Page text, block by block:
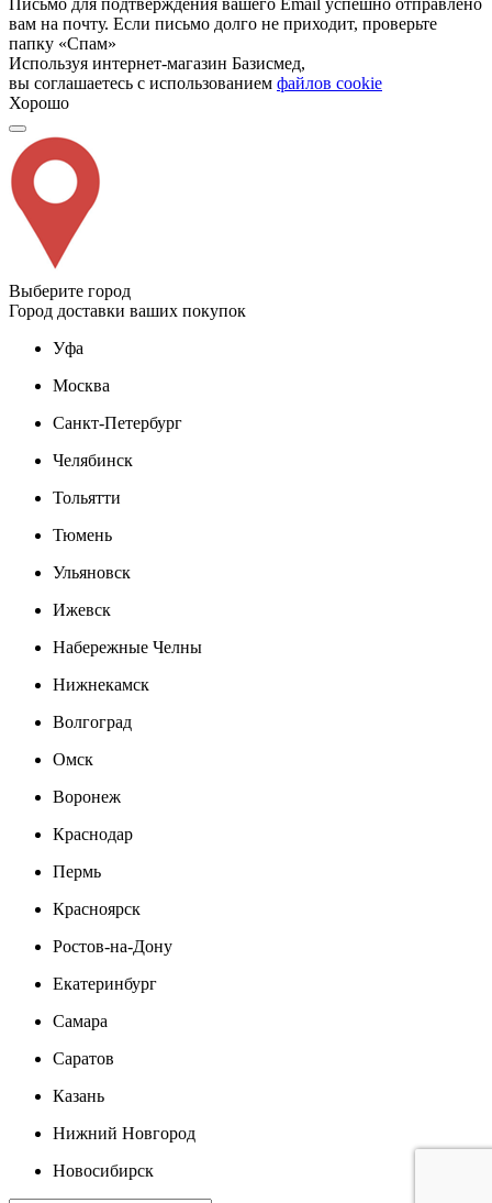
вам на почту. Если письмо долго не приходит, проверьте
папку «Спам»
Используя интернет-магазин Базисмед,
вы соглашаетесь с использованием файлов cookie
Хорошо
Выберите город
Город доставки ваших покупок
Уфа
Москва
Санкт-Петербург
Челябинск
Тольятти
Тюмень
Ульяновск
Ижевск
Набережные Челны
Нижнекамск
Волгоград
Омск
Воронеж
Краснодар
Пермь
Красноярск
Ростов-на-Дону
Екатеринбург
Самара
Саратов
Казань
Нижний Новгород
Новосибирск